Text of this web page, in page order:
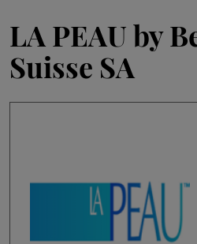
LA PEAU by
Suisse SA